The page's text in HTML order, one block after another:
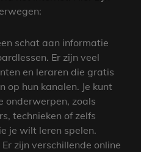
schat aan informatie
Er zijn veel
en leraren die gratis
op hun kanalen. Je kunt
onderwerpen, zoals
technieken of zelfs
je wilt leren spelen.
zijn verschillende online